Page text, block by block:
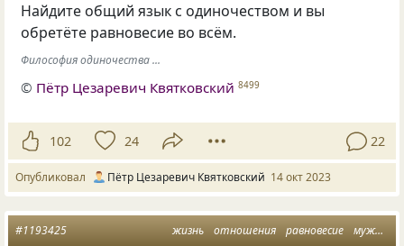
Найдите общий язык с одиночеством и вы
обретёте равновесие во всём.
Философия одиночества ...
© Пётр Цезаревич Квятковский 8499
102 24 22
Опубликовал Пётр Цезаревич Квятковский 14 окт 2023
жизнь отношения равновесие мужчина и женщина
#1193425